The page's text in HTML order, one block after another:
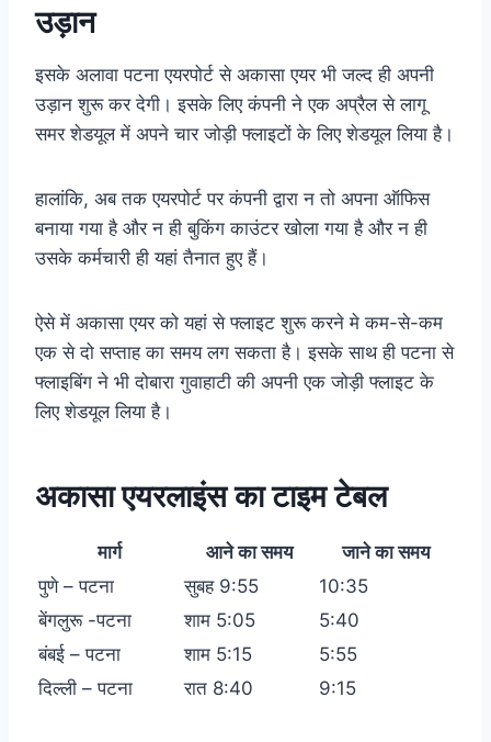
उड़ान
इसके अलावा पटना एयरपोर्ट से अकासा एयर भी जल्द ही अपनी
उड़ान शुरू कर देगी। इसके लिए कंपनी ने एक अप्रैल से लागू
समर शेडयूल में अपने चार जोड़ी फ्लाइटों के लिए शेडयूल लिया है।
हालांकि, अब तक एयरपोर्ट पर कंपनी द्वारा न तो अपना ऑफिस
बनाया गया है और न ही बुकिंग काउंटर खोला गया है और न ही
उसके कर्मचारी ही यहां तैनात हुए हैं।
ऐसे में अकासा एयर को यहां से फ्लाइट शुरू करने मे कम-से-कम
एक से दो सप्ताह का समय लग सकता है। इसके साथ ही पटना से
फ्लाइबिंग ने भी दोबारा गुवाहाटी की अपनी एक जोड़ी फ्लाइट के
लिए शेडयूल लिया है।
अकासा एयरलाइंस का टाइम टेबल
मार्ग आने का समय
जाने का समय
पुणे – पटना
सुबह 9:55
10:35
बेंगलुरू -पटना
शाम 5:05
5:40
बंबई – पटना
शाम 5:15
5:55
दिल्ली – पटना
रात 8:40 9:15